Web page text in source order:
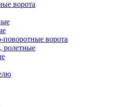
ворота
ролетные